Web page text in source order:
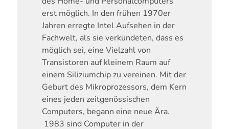
erst möglich. In den frühen 1970er
Jahren erregte Intel Aufsehen in der
Fachwelt, als sie verkündeten, dass es
möglich sei, eine Vielzahl von
Transistoren auf kleinem Raum auf
einem Siliziumchip zu vereinen. Mit der
Geburt des Mikroprozessors, dem Kern
eines jeden zeitgenössischen
Computers, begann eine neue Ära.
1983 sind Computer in der